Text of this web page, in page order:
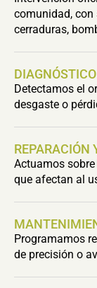
comunidad, con
cerraduras,
Detectamos el
desgaste o
REPARACIÓN
Actuamos
que afectan al
Programamos
de precisión o